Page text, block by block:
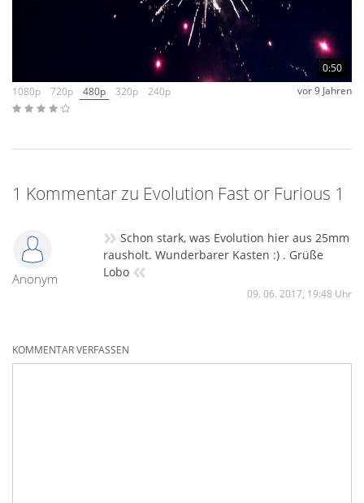
0:50
1080p
720p 480p 320p 240p vor 9 Jahren
1 Kommentar zu Evolution Fast or Furious 1
Anonym
» Schon stark, was Evolution hier aus 25mm
rausholt. Wunderbarer Kasten :) . Grüße
Lobo «
09. 06. 2017, 19:48 Uhr
KOMMENTAR VERFASSEN